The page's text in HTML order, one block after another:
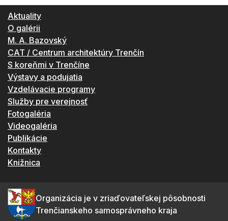
Aktuality
O galérii
M. A. Bazovský
CAT / Centrum architektúry Trenčín
S koreňmi v Trenčíne
Výstavy a podujatia
Vzdelávacie programy
Služby pre verejnosť
Fotogaléria
Videogaléria
Publikácie
Kontakty
Knižnica
Organizácia je v zriaďovateľskej pôsobnosti
Trenčianskeho samosprávneho kraja